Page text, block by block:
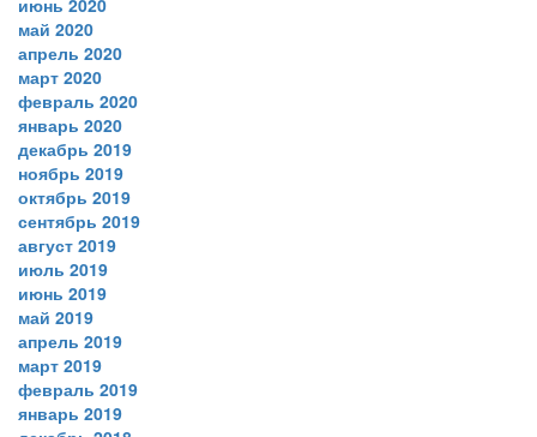
июнь 2020
май 2020
апрель 2020
март 2020
февраль 2020
январь 2020
декабрь 2019
ноябрь 2019
октябрь 2019
сентябрь 2019
август 2019
июль 2019
июнь 2019
май 2019
апрель 2019
март 2019
февраль 2019
январь 2019